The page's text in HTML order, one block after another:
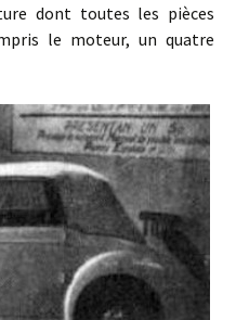
dont toutes les pièces
le moteur, un quatre